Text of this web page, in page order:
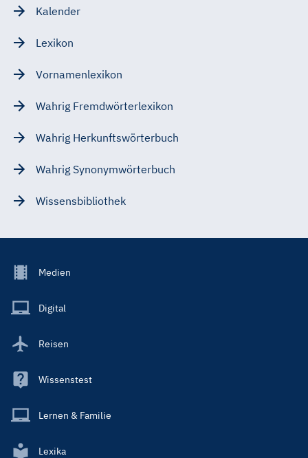
Kalender
Lexikon
Vornamenlexikon
Wahrig Fremdwörterlexikon
Wahrig Herkunftswörterbuch
Wahrig Synonymwörterbuch
Wissensbibliothek
Footer
Main
Medien
Digital
Reisen
Wissenstest
Lernen & Familie
Lexika